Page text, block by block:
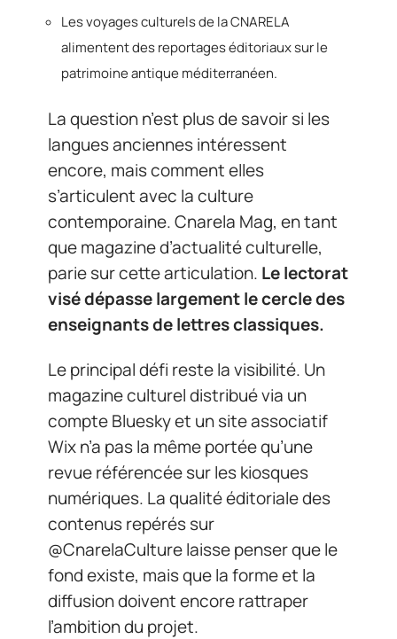
Les voyages culturels de la CNARELA
alimentent des reportages éditoriaux sur le
patrimoine antique méditerranéen.
La question n’est plus de savoir si les
langues anciennes intéressent
encore, mais comment elles
s’articulent avec la culture
contemporaine. Cnarela Mag, en tant
que magazine d’actualité culturelle,
parie sur cette articulation. Le lectorat
visé dépasse largement le cercle des
enseignants de lettres classiques.
Le principal défi reste la visibilité. Un
magazine culturel distribué via un
compte Bluesky et un site associatif
Wix n’a pas la même portée qu’une
revue référencée sur les kiosques
numériques. La qualité éditoriale des
contenus repérés sur
@CnarelaCulture laisse penser que le
fond existe, mais que la forme et la
diffusion doivent encore rattraper
l’ambition du projet.